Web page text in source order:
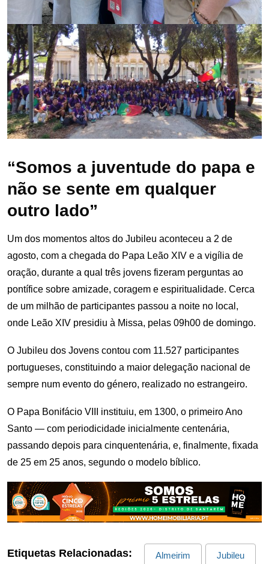
“Somos a juventude do papa e
não se sente em qualquer
outro lado”
Um dos momentos altos do Jubileu aconteceu a 2 de
agosto, com a chegada do Papa Leão XIV e a vigília de
oração, durante a qual três jovens fizeram perguntas ao
pontífice sobre amizade, coragem e espiritualidade. Cerca
de um milhão de participantes passou a noite no local,
onde Leão XIV presidiu à Missa, pelas 09h00 de domingo.
O Jubileu dos Jovens contou com 11.527 participantes
portugueses, constituindo a maior delegação nacional de
sempre num evento do género, realizado no estrangeiro.
O Papa Bonifácio VIII instituiu, em 1300, o primeiro Ano
Santo — com periodicidade inicialmente centenária,
passando depois para cinquentenária, e, finalmente, fixada
de 25 em 25 anos, segundo o modelo bíblico.
Etiquetas Relacionadas: Almeirim Jubileu